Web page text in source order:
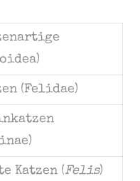
(Felidae)
Katzen (Felis)